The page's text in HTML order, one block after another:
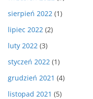
sierpień 2022 (1)
lipiec 2022 (2)
luty 2022 (3)
styczeń 2022 (1)
grudzień 2021 (4)
listopad 2021 (5)